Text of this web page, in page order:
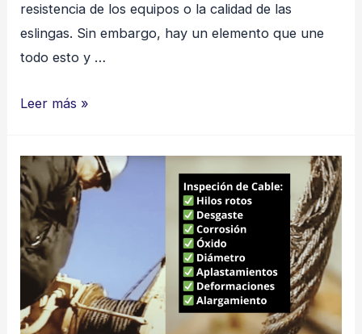
resistencia de los equipos o la calidad de las
eslingas. Sin embargo, hay un elemento que une
todo esto y …
Planificación
de
izaje:
la
clave
para
una
operación
Leer más »